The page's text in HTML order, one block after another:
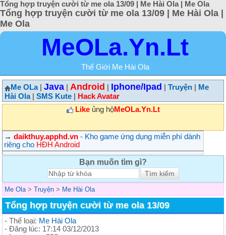
Tổng hợp truyện cười từ me ola 13/09 | Me Hài Ola | Me Ola
Tổng hợp truyện cười từ me ola 13/09 | Me Hài Ola |
Me Ola
MeOLa.Yn.Lt
Thế Giới Me Hài Ola
Me OLa| Java Android Iphone/Ipad Truyện
Me
Hài Ola| SMS Kute
Hack Avatar
Likeủng hộMeOLa.Yn.Lt
→ daikthuy.apphd.vn - Kho game ứng dụng miễn phí dành
riêng cho HĐH Android
Bạn muốn tìm gì?
Me Ola > Truyện > Me Hài Ola
Tổng hợp truyện cười từ me ola 13/09
- Thể loại: Me Hài Ola
- Đăng lúc: 17:14 03/12/2013